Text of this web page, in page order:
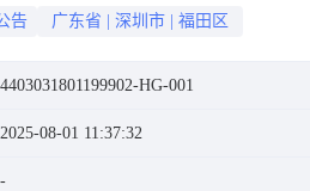
告 广东省 深圳市 福田区
4403031801199902-HG-001
2025-08-01 11:37:32